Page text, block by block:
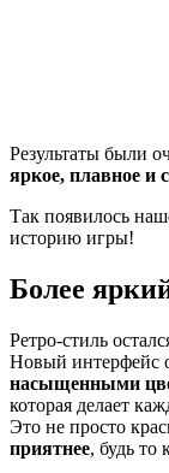
Результаты были
яркое, плавное и
Так появилось
историю игры!
Более
Ретро-стиль
Новый интерфейс
насыщенными
которая делает
Это не просто
приятнее, будь то